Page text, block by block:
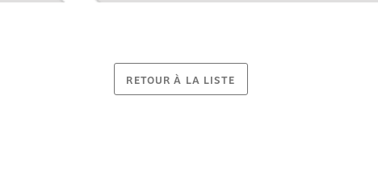
RETOUR À LA LISTE